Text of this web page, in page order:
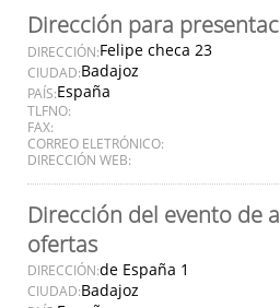
Dirección para
DIRECCIÓN:Felipe checa 23
CIUDAD:Badajoz
PAÍS:España
TLFNO:
FAX:
CORREO ELETRÓNICO:
DIRECCIÓN WEB:
Dirección del evento de
ofertas
DIRECCIÓN:de España 1
CIUDAD:Badajoz